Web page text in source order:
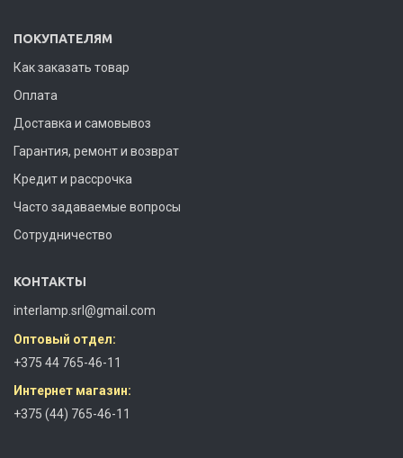
ПОКУПАТЕЛЯМ
Как заказать товар
Оплата
Доставка и самовывоз
Гарантия, ремонт и возврат
Кредит и рассрочка
Часто задаваемые вопросы
Сотрудничество
КОНТАКТЫ
interlamp.srl@gmail.com
Оптовый отдел:
+375 44 765-46-11
Интернет магазин:
+375 (44) 765-46-11